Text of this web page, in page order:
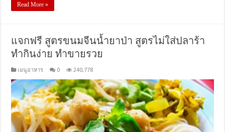
Read More »
แจกฟรี สูตรขนมจีนน้ำยาป่า สูตรไม่ใส่ปลาร้า
ทำกินง่าย ทำขายรวย
เมนูอาหาร 0 240,778